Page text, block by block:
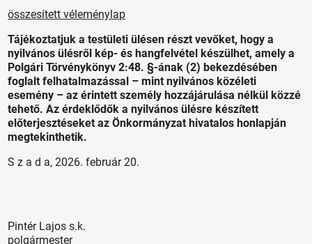
összesített véleménylap
Tájékoztatjuk a testületi ülésen részt vevőket, hogy a
nyilvános ülésről kép- és hangfelvétel készülhet, amely a
Polgári Törvénykönyv 2:48. §-ának (2) bekezdésében
foglalt felhatalmazással – mint nyilvános közéleti
esemény – az érintett személy hozzájárulása nélkül közzé
tehető. Az érdeklődők a nyilvános ülésre készített
előterjesztéseket az Önkormányzat hivatalos honlapján
megtekinthetik.
S z a d a, 2026. február 20.
Pintér Lajos s.k.
polgármester